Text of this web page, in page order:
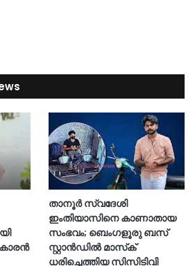
താനൂർ സ്വദേശി
ഇംതിയാസിനെ കാണാതായ
സംഭവം; ബെംഗളൂരു ബസ്
സ്റ്റാൻഡിൽ മാസ്‌ക്
ധരിച്ചെത്തിയ സിസിടിവി